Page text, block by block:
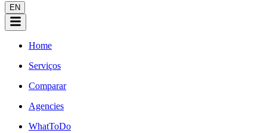
EN
Home
Serviços
Comparar
Agencies
WhatToDo